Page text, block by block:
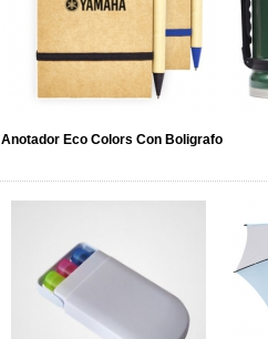
Anotador Eco Colors Con Boligrafo